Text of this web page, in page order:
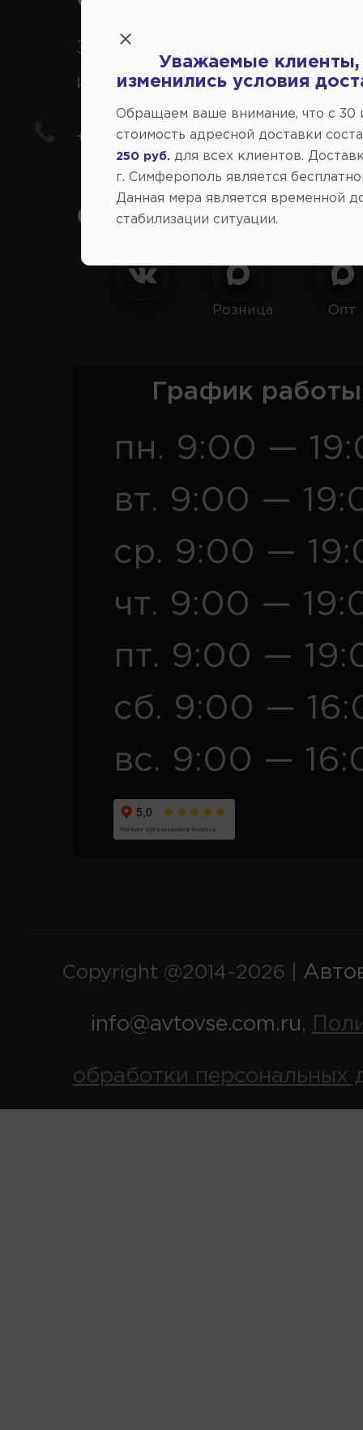
Заказ шин, дисков,
иномарки
+7(978) 206-206-8
Социальные сети:
Розница Опт
График
пн. 9:00 —
вт. 9:00 —
ср. 9:00 —
чт. 9:00 —
пт. 9:00 —
сб. 9:00 —
вс. 9:00 —
Copyright @2014-2026 |
info@avtovse.com.ru,
обработки персональных
Уважаемые клиенты,
изменились условия
Обращаем ваше внимание, что c 30
стоимость адресной доставки
250 руб. для всех клиентов.
г. Симферополь является
Данная мера является временной
стабилизации ситуации.